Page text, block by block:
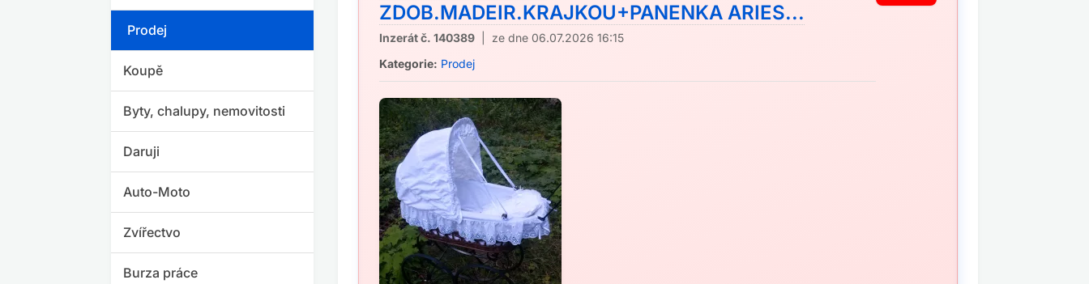
Prodej
Koupě
Byty, chalupy, nemovitosti
Daruji
Auto-Moto
Zvířectvo
Burza práce
ZDOB.MADEIR.KRAJKOU+PANENKA ARIES...
Inzerát č. 140389 | ze dne 06.07.2026 16:15
Kategorie: Prodej